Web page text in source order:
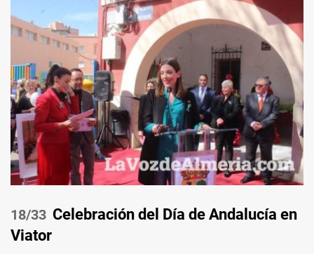
/33 Celebración del Día de Andalucía en
Viator